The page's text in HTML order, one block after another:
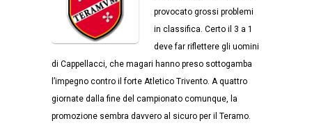
provocato grossi problemi
in classifica. Certo il 3 a 1
deve far riflettere gli uomini
di Cappellacci, che magari hanno preso sottogamba
l’impegno contro il forte Atletico Trivento. A quattro
giornate dalla fine del campionato comunque, la
promozione sembra davvero al sicuro per il Teramo.